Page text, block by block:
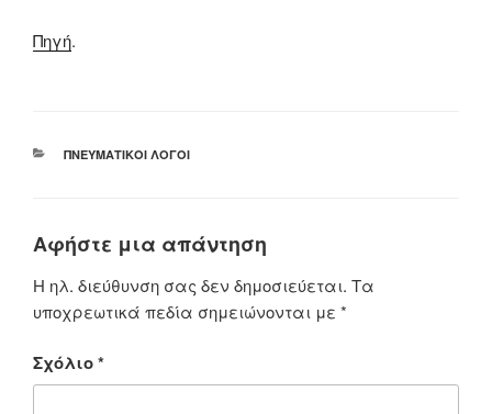
Πηγή.
ΚΑΤΗΓΟΡΊΕΣ
ΠΝΕΥΜΑΤΙΚΟΊ ΛΌΓΟΙ
Αφήστε μια απάντηση
Η ηλ. διεύθυνση σας δεν δημοσιεύεται. Τα
υποχρεωτικά πεδία σημειώνονται με *
Σχόλιο*